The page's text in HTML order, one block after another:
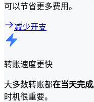
可以节省更多费用。
减少开支
转账速度更快
大多数转账都在当天完成
时机很重要。